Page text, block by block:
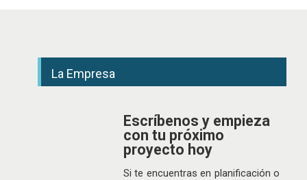
La Empresa
Escríbenos y empieza
con tu próximo
proyecto hoy
Si te encuentras en planificación o